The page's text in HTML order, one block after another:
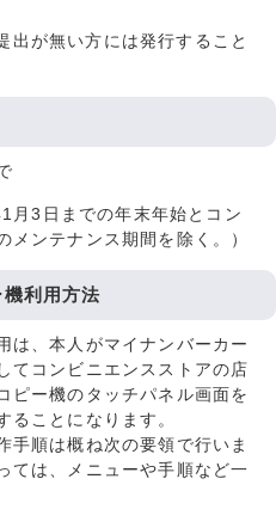
出が無い方には発行すること
月3日までの年末年始とコン
メンテナンス期間を除く。）
利用方法
、本人がマイナンバーカー
てコンビニエンスストアの店
ピー機のタッチパネル画面を
ることになります。
順は概ね次の要領で行いま
ては、メニューや手順など一